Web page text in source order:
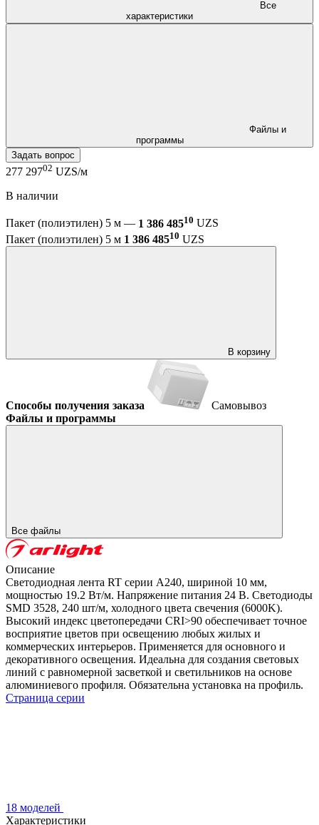
характеристики
программы
Задать вопрос
277 29702 UZS/м
В наличии
Пакет (полиэтилен) 5 м — 1 386 48510 UZS
Пакет (полиэтилен) 5 м 1 386 48510 UZS
В корзину
Способы получения заказа
Самовывоз
Файлы и программы
Все файлы
Описание
Светодиодная лента RT серии A240, шириной 10 мм,
мощностью 19.2 Вт/м. Напряжение питания 24 В. Светодиоды
SMD 3528, 240 шт/м, холодного цвета свечения (6000K).
Высокий индекс цветопередачи CRI>90 обеспечивает точное
восприятие цветов при освещению любых жилых и
коммерческих интерьеров. Применяется для основного и
декоративного освещения. Идеальна для создания световых
линий с равномерной засветкой и светильников на основе
алюминиевого профиля. Обязательна установка на профиль.
Страница серии
18 моделей
Характеристики